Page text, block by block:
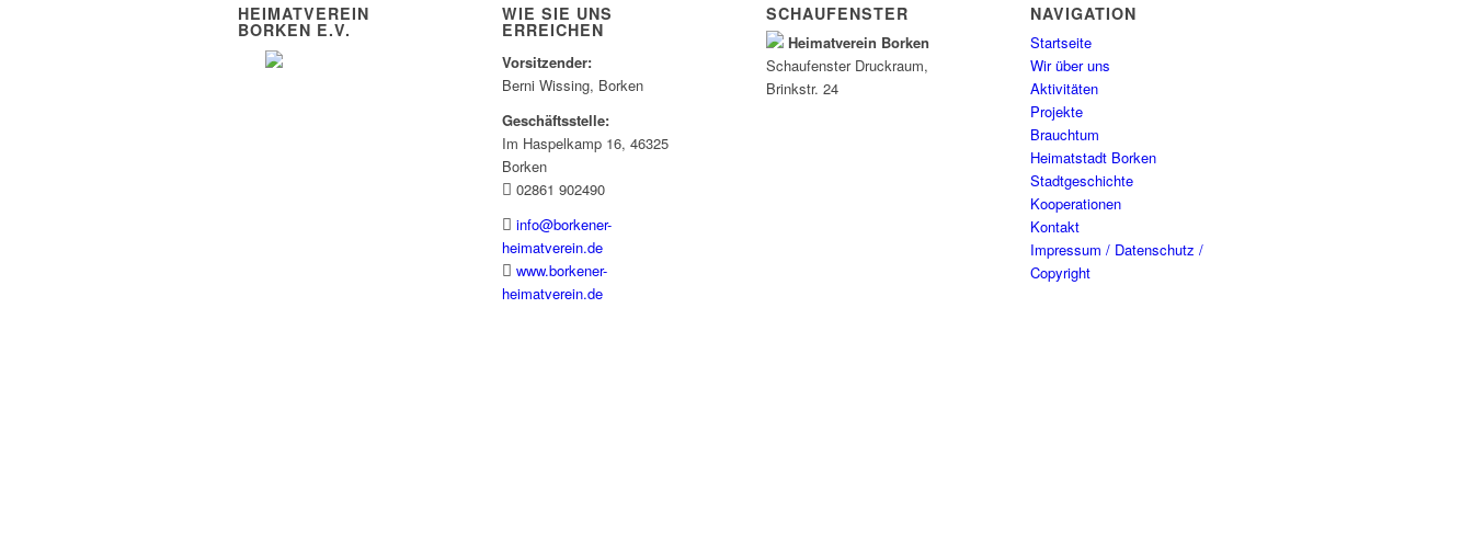
HEIMATVEREIN
BORKEN E.V.
WIE SIE UNS
ERREICHEN
Vorsitzender:
Berni Wissing, Borken
Geschäftsstelle:
Im Haspelkamp 16, 46325
Borken
02861 902490
info@borkener-
heimatverein.de
www.borkener-
heimatverein.de
SCHAUFENSTER
Heimatverein Borken
Schaufenster Druckraum,
Brinkstr. 24
NAVIGATION
Startseite
Wir über uns
Aktivitäten
Projekte
Brauchtum
Heimatstadt Borken
Stadtgeschichte
Kooperationen
Kontakt
Impressum / Datenschutz /
Copyright